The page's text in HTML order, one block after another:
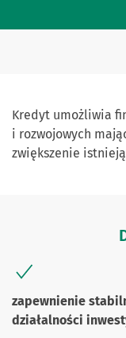
Kredyt umożliwia
i rozwojowych
zwiększenie
zapewnienie
działalności